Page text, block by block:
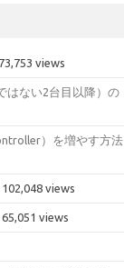
views
はない2台目以降）の
）を増やす方法
102,048 views
65,051 views